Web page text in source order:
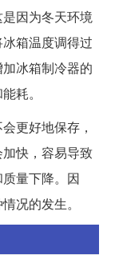
因为冬天环境
箱温度调得过
冰箱制冷器的
耗。
更好地保存，
快，容易导致
量下降。因
况的发生。